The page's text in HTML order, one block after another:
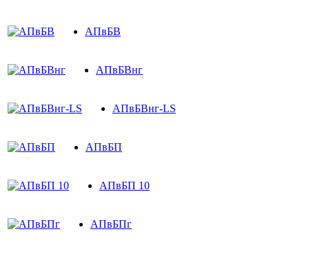
АПвБВ
АПвБВнг
АПвБВнг-LS
АПвБП
АПвБП 10
АПвБПг